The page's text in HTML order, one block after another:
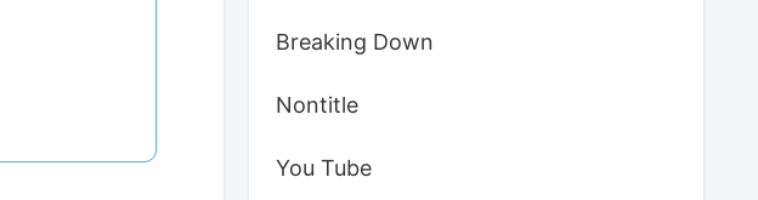
Breaking Down
Nontitle
You Tube